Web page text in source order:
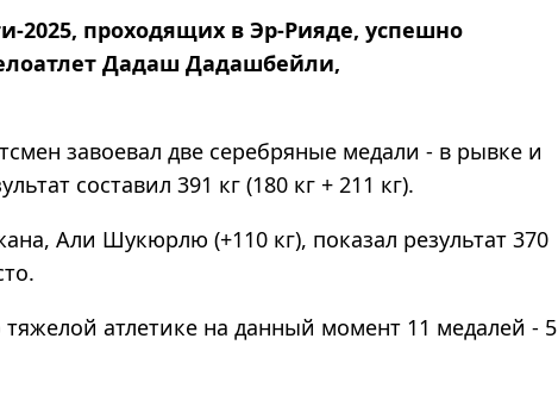
2025, проходящих в Эр-Рияде, успешно
Дадаш Дадашбейли,
завоевал две серебряные медали - в рывке и
составил 391 кг (180 кг + 211 кг).
Али Шукюрлю (+110 кг), показал результат 370
атлетике на данный момент 11 медалей - 5